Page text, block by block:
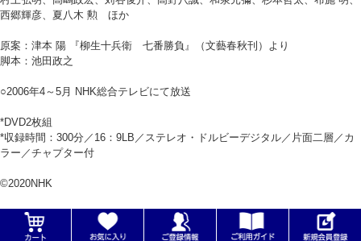
西郷輝彦、夏八木 勲 ほか
原案：津本 陽 『柳生十兵衛 七番勝負』（文藝春秋刊）より
脚本：池田政之
○2006年4～5月 NHK総合テレビにて放送
*DVD2枚組
*収録時間：300分／16：9LB／ステレオ・ドルビーデジタル／片面二層／カ
ラー／チャプター付
©2020NHK